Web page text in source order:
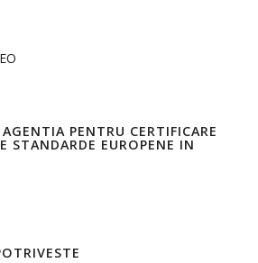
PENTRU CERTIFICARE
STANDARDE EUROPENE IN